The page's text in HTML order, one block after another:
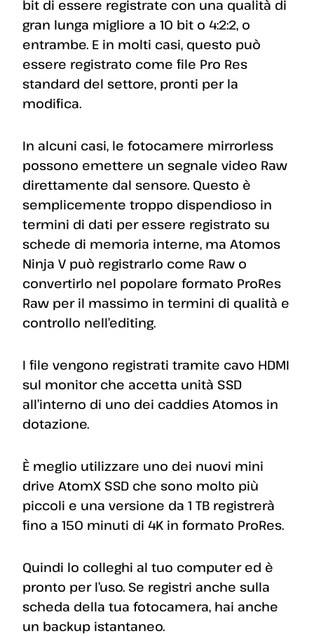
bit di essere registrate con una qualità di
gran lunga migliore a 10 bit o 4:2:2, o
entrambe. E in molti casi, questo può
essere registrato come file Pro Res
standard del settore, pronti per la
modifica.
In alcuni casi, le fotocamere mirrorless
possono emettere un segnale video Raw
direttamente dal sensore. Questo è
semplicemente troppo dispendioso in
termini di dati per essere registrato su
schede di memoria interne, ma Atomos
Ninja V può registrarlo come Raw o
convertirlo nel popolare formato ProRes
Raw per il massimo in termini di qualità e
controllo nell’editing.
I file vengono registrati tramite cavo HDMI
sul monitor che accetta unità SSD
all’interno di uno dei caddies Atomos in
dotazione.
È meglio utilizzare uno dei nuovi mini
drive AtomX SSD che sono molto più
piccoli e una versione da 1 TB registrerà
fino a 150 minuti di 4K in formato ProRes.
Quindi lo colleghi al tuo computer ed è
pronto per l’uso. Se registri anche sulla
scheda della tua fotocamera, hai anche
un backup istantaneo.